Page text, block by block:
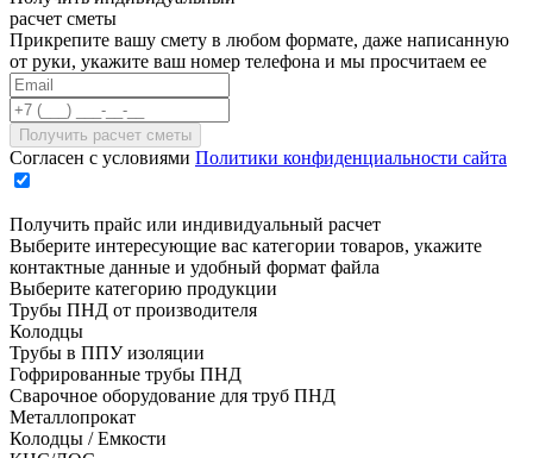
расчет сметы
Прикрепите вашу смету в любом формате, даже написанную
от руки, укажите ваш номер телефона и мы просчитаем ее
Согласен с условиями Политики конфиденциальности сайта
Получить прайс или индивидуальный расчет
Выберите интересующие вас категории товаров, укажите
контактные данные и удобный формат файла
Выберите категорию продукции
Трубы ПНД от производителя
Колодцы
Трубы в ППУ изоляции
Гофрированные трубы ПНД
Сварочное оборудование для труб ПНД
Металлопрокат
Колодцы / Емкости